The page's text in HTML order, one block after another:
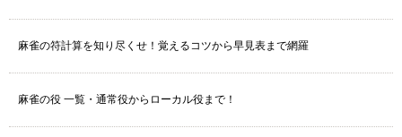
麻雀の符計算を知り尽くせ！覚えるコツから早見表まで網羅
麻雀の役 一覧・通常役からローカル役まで！